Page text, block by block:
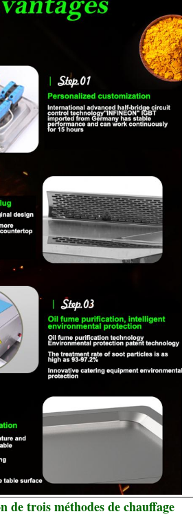
de trois méthodes de chauffage